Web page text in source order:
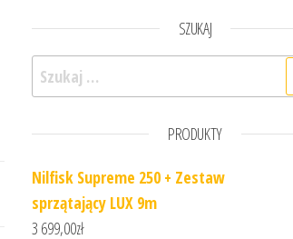
SZUKAJ
Szukaj:
PRODUKTY
Nilfisk Supreme 250 + Zestaw
sprzątający LUX 9m
3 699,00zł